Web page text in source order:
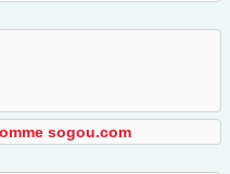
sogou.com